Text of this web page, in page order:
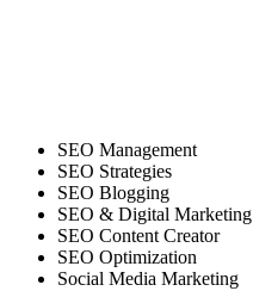
SEO Management
SEO Strategies
SEO Blogging
SEO & Digital Marketing
SEO Content Creator
SEO Optimization
Social Media Marketing